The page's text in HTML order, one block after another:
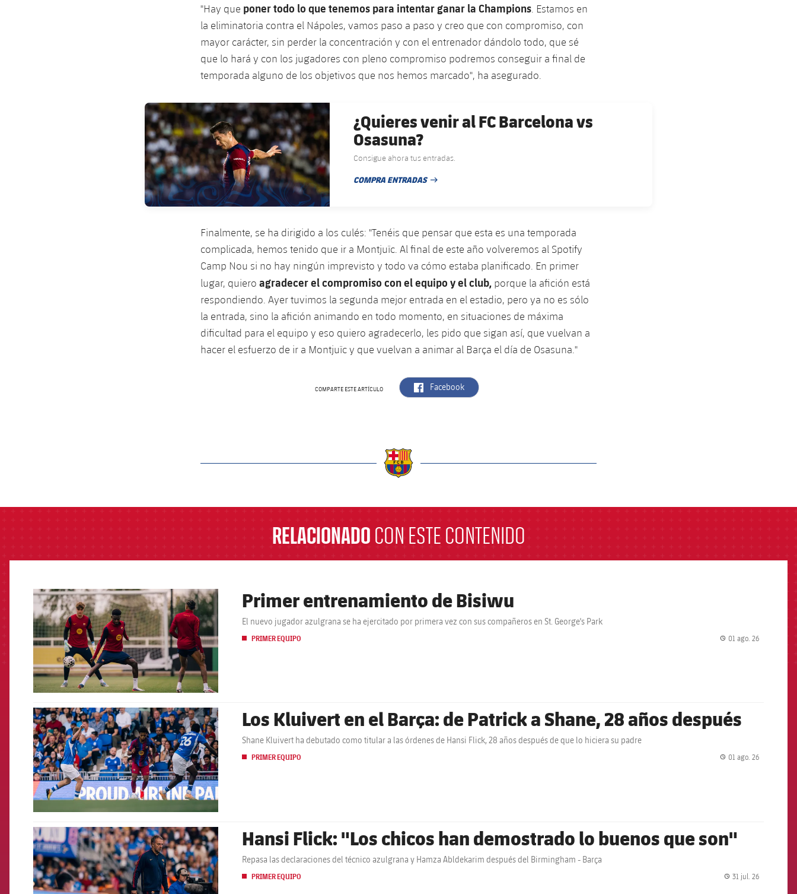
"Hay que poner todo lo que tenemos para intentar ganar la Champions . Estamos en
la eliminatoria contra el Nápoles, vamos paso a paso y creo que con compromiso, con
mayor carácter, sin perder la concentración y con el entrenador dándolo todo, que sé
que lo hará y con los jugadores con pleno compromiso podremos conseguir a final de
temporada alguno de los objetivos que nos hemos marcado", ha asegurado.
FC Barcelona club badge
¿Quieres venir al FC Barcelona vs
Osasuna?
Consigue ahora tus entradas.
COMPRA ENTRADAS
FECHA DE PUBLICACIÓN
Finalmente, se ha dirigido a los culés: "Tenéis que pensar que esta es una temporada
complicada, hemos tenido que ir a Montjuïc. Al final de este año volveremos al Spotify
Camp Nou si no hay ningún imprevisto y todo va cómo estaba planificado. En primer
lugar, quiero agradecer el compromiso con el equipo y el club, porque la afición está
respondiendo. Ayer tuvimos la segunda mejor entrada en el estadio, pero ya no es sólo
la entrada, sino la afición animando en todo momento, en situaciones de máxima
dificultad para el equipo y eso quiero agradecerlo, les pido que sigan así, que vuelvan a
hacer el esfuerzo de ir a Montjuïc y que vuelvan a animar al Barça el día de Osasuna."
COMPARTE ESTE ARTÍCULO label.aria.facebook
Facebook
RELACIONADO CON ESTE CONTENIDO
FCB Barcelona badge Primer entrenamiento de Bisiwu
El nuevo jugador azulgrana se ha ejercitado por primera vez con sus compañeros en St. George's Park
PRIMER EQUIPO 01 ago. 26
FCB Barcelona badge Los Kluivert en el Barça: de Patrick a Shane, 28 años después
Shane Kluivert ha debutado como titular a las órdenes de Hansi Flick, 28 años después de que lo hiciera su padre
PRIMER EQUIPO 01 ago. 26
FCB Barcelona badge Hansi Flick: "Los chicos han demostrado lo buenos que son"
Repasa las declaraciones del técnico azulgrana y Hamza Abldekarim después del Birmingham - Barça
PRIMER EQUIPO 31 jul. 26